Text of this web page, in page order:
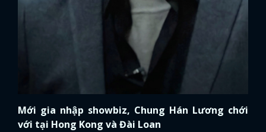
Mới gia nhập showbiz, Chung Hán Lương chới
với tại Hong Kong và Đài Loan